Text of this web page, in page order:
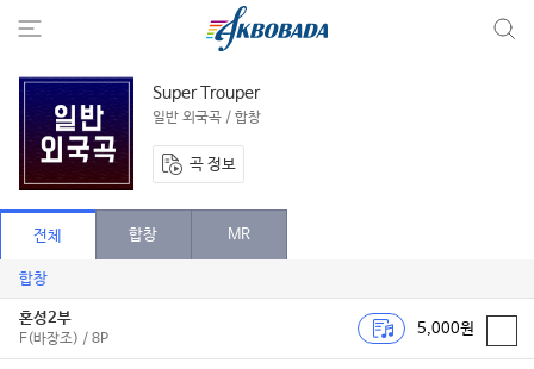
Super Trouper
일반 외국곡 / 합창
곡 정보
전체 합창 MR
합창
혼성2부
F(바장조) / 8P
5,000원